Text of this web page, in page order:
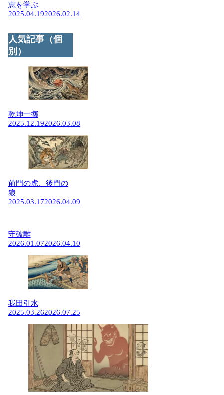
恵を学ぶ
2025.04.192026.02.14
人気記事（個
別）
乾坤一擲
2025.12.192026.03.08
前門の虎、後門の
狼
2025.03.172026.04.09
守破離
2026.01.072026.04.10
我田引水
2025.03.262026.07.25